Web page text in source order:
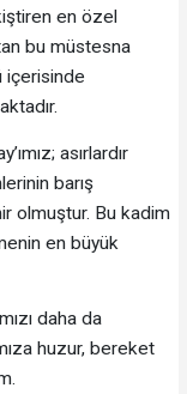
en özel
bu müstesna
içerisinde
asırlardır
barış
olmuştur. Bu kadim
en büyük
daha da
huzur, bereket